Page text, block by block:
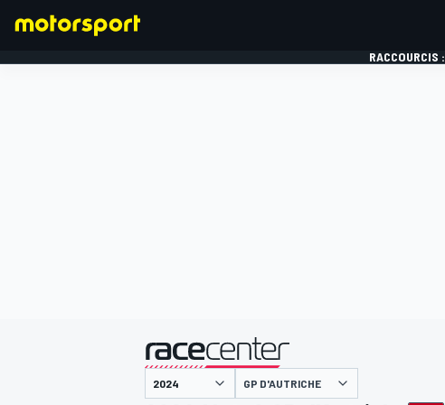
RACCOURCIS :
présenté par
GP D'AUTRICHE